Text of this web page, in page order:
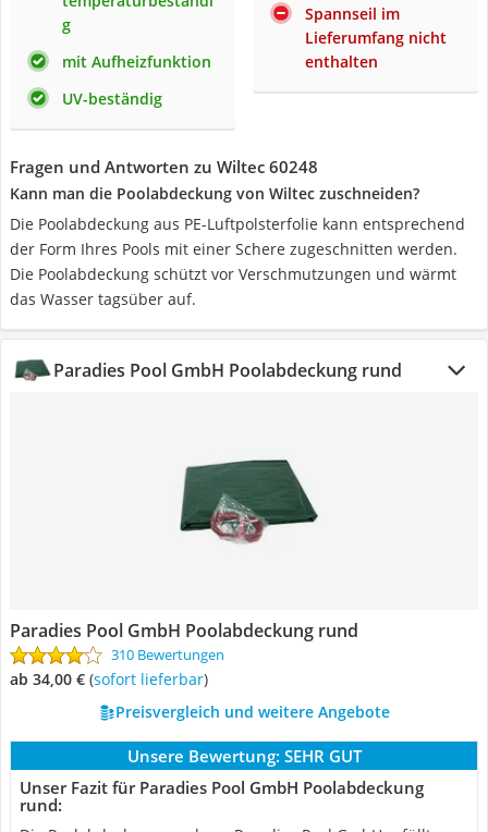
g
mit Aufheizfunktion
UV-beständig
Spannseil im
Lieferumfang nicht
enthalten
Fragen und Antworten zu Wiltec 60248
Kann man die Poolabdeckung von Wiltec zuschneiden?
Die Poolabdeckung aus PE-Luftpolsterfolie kann entsprechend
der Form Ihres Pools mit einer Schere zugeschnitten werden.
Die Poolabdeckung schützt vor Verschmutzungen und wärmt
das Wasser tagsüber auf.
Paradies Pool GmbH Poolabdeckung rund
Paradies Pool GmbH Poolabdeckung rund
310 Bewertungen
ab 34,00 € ( Sofort lieferbar)
Preisvergleich und weitere Angebote
Unsere Bewertung: SEHR GUT
Unser Fazit für Paradies Pool GmbH Poolabdeckung
rund: